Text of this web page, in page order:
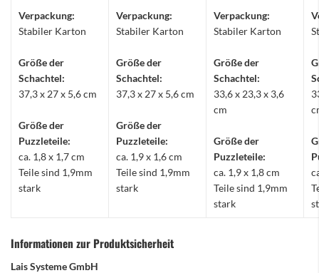
Verpackung:
Stabiler Karton
Größe der
Schachtel:
37,3 x 27 x 5,6 cm
Größe der
Puzzleteile:
ca. 1,8 x 1,7 cm
Teile sind 1,9mm
stark
Verpackung:
Stabiler Karton
Größe der
Schachtel:
37,3 x 27 x 5,6 cm
Größe der
Puzzleteile:
ca. 1,9 x 1,6 cm
Teile sind 1,9mm
stark
Verpackung:
Stabiler Karton
Größe der
Schachtel:
33,6 x 23,3 x 3,6
cm
Größe der
Puzzleteile:
ca. 1,9 x 1,8 cm
Teile sind 1,9mm
stark
Informationen zur Produktsicherheit
Lais Systeme GmbH